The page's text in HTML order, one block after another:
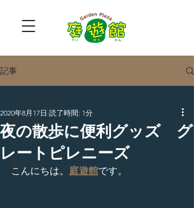
記事
全ての記事
ブログ
夜の散歩に便利グッズ グ
レートピレニーズ
2020年8月17日 読了時間: 1分
こんにちは。 庭遊館です。